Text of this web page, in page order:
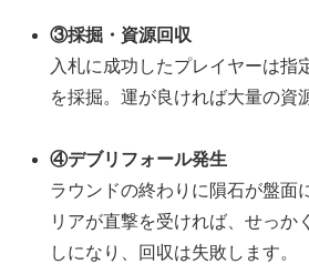
③採掘・資源回収
入札に成功したプレイヤーは指
を採掘。運が良ければ大量の資
④デブリフォール発生
ラウンドの終わりに隕石が盤面
リアが直撃を受ければ、せっか
しになり、回収は失敗します。